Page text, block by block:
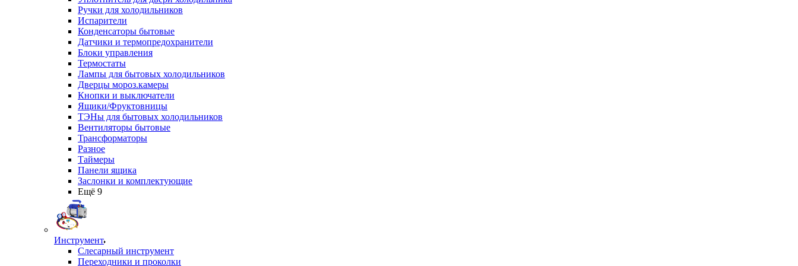
Ручки для холодильников
Испарители
Конденсаторы бытовые
Датчики и термопредохранители
Блоки управления
Термостаты
Лампы для бытовых холодильников
Дверцы мороз.камеры
Кнопки и выключатели
Ящики/Фруктовницы
ТЭНы для бытовых холодильников
Вентиляторы бытовые
Трансформаторы
Разное
Таймеры
Панели ящика
Заслонки и комплектующие
Ещё 9
Инструмент
Слесарный инструмент
Переходники и проколки